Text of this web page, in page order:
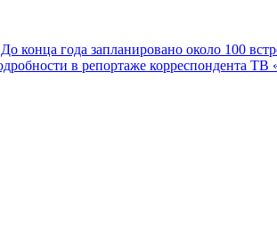
года запланировано около 100
в репортаже корреспондента ТВ